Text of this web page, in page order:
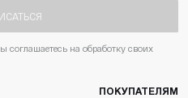
на обработку своих
ПОКУПАТЕЛЯМ